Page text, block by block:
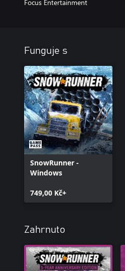
Focus Entertainment
Funguje s
SnowRunner -
Windows
749,00 Kč+
Zahrnuto